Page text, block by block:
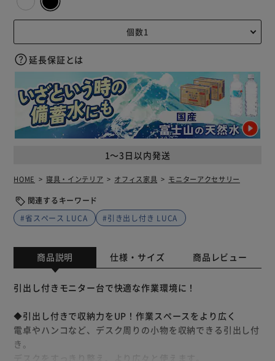
1～3日以内発送
延長保証とは
HOME 寝具・インテリア オフィス家具 モニターアクセサリー
関連するキーワード
#省スペース LUCA
#引き出し付き LUCA
商品説明 仕様・サイズ 商品レビュー
引出し付きモニター台で快適な作業環境に！
◆引出し付きで収納力をUP！作業スペースをより広く
電卓やハンコなど、デスク周りの小物を収納できる引出し付
き。